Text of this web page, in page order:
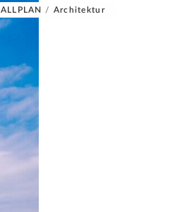
ALLPLAN / Architektur